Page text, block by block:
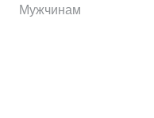
Мужчинам